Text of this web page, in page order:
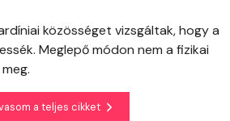
közösséget vizsgáltak, hogy a
Meglepő módon nem a fizikai
a teljes cikket